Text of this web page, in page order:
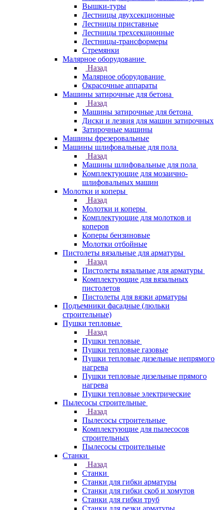
Вышки-туры
Лестницы двухсекционные
Лестницы приставные
Лестницы трехсекционные
Лестницы-трансформеры
Стремянки
Малярное оборудование
Назад
Малярное оборудование
Окрасочные аппараты
Машины затирочные для бетона
Назад
Машины затирочные для бетона
Диски и лезвия для машин затирочных
Затирочные машины
Машины фрезеровальные
Машины шлифовальные для пола
Назад
Машины шлифовальные для пола
Комплектующие для мозаично-
шлифовальных машин
Молотки и коперы
Назад
Молотки и коперы
Комплектующие для молотков и
коперов
Коперы бензиновые
Молотки отбойные
Пистолеты вязальные для арматуры
Назад
Пистолеты вязальные для арматуры
Комплектующие для вязальных
пистолетов
Пистолеты для вязки арматуры
Подъемники фасадные (люльки
строительные)
Пушки тепловые
Назад
Пушки тепловые
Пушки тепловые газовые
Пушки тепловые дизельные непрямого
нагрева
Пушки тепловые дизельные прямого
нагрева
Пушки тепловые электрические
Пылесосы строительные
Назад
Пылесосы строительные
Комплектующие для пылесосов
строительных
Пылесосы строительные
Станки
Назад
Станки
Станки для гибки арматуры
Станки для гибки скоб и хомутов
Станки для гибки труб
Станки для резки арматуры